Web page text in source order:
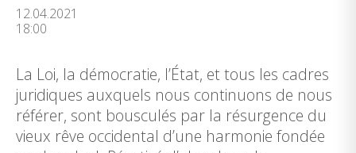
12.04.2021
18:00
La Loi, la démocratie, l’État, et tous les cadres
juridiques auxquels nous continuons de nous
référer, sont bousculés par la résurgence du
vieux rêve occidental d’une harmonie fondée